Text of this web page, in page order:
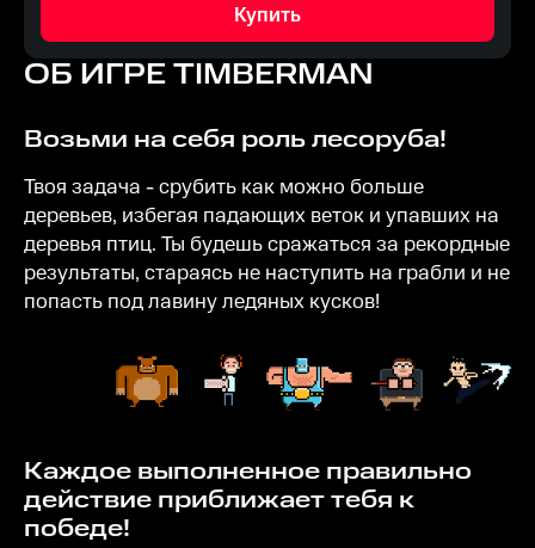
Купить
ОБ ИГРЕTIMBERMAN
Возьми на себя роль лесоруба!
Твоя задача - срубить как можно больше
деревьев, избегая падающих веток и упавших на
деревья птиц. Ты будешь сражаться за рекордные
результаты, стараясь не наступить на грабли и не
попасть под лавину ледяных кусков!
Каждое выполненное правильно
действие приближает тебя к
победе!